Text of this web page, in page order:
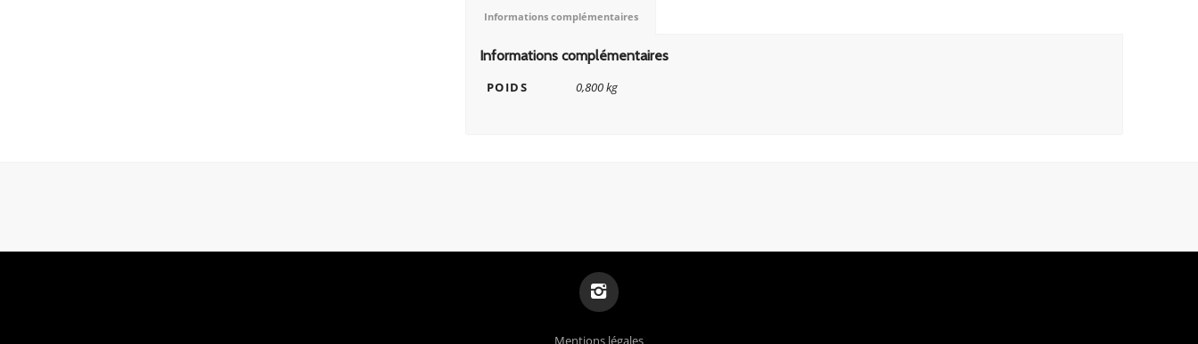
Informations complémentaires
Informations complémentaires
POIDS 0,800 kg
Mentions légales